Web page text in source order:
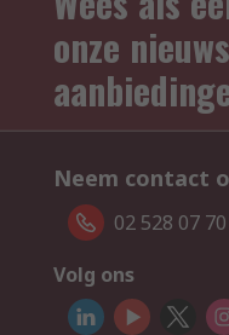
onze
Neem contact
02 528 07 70
Volg ons